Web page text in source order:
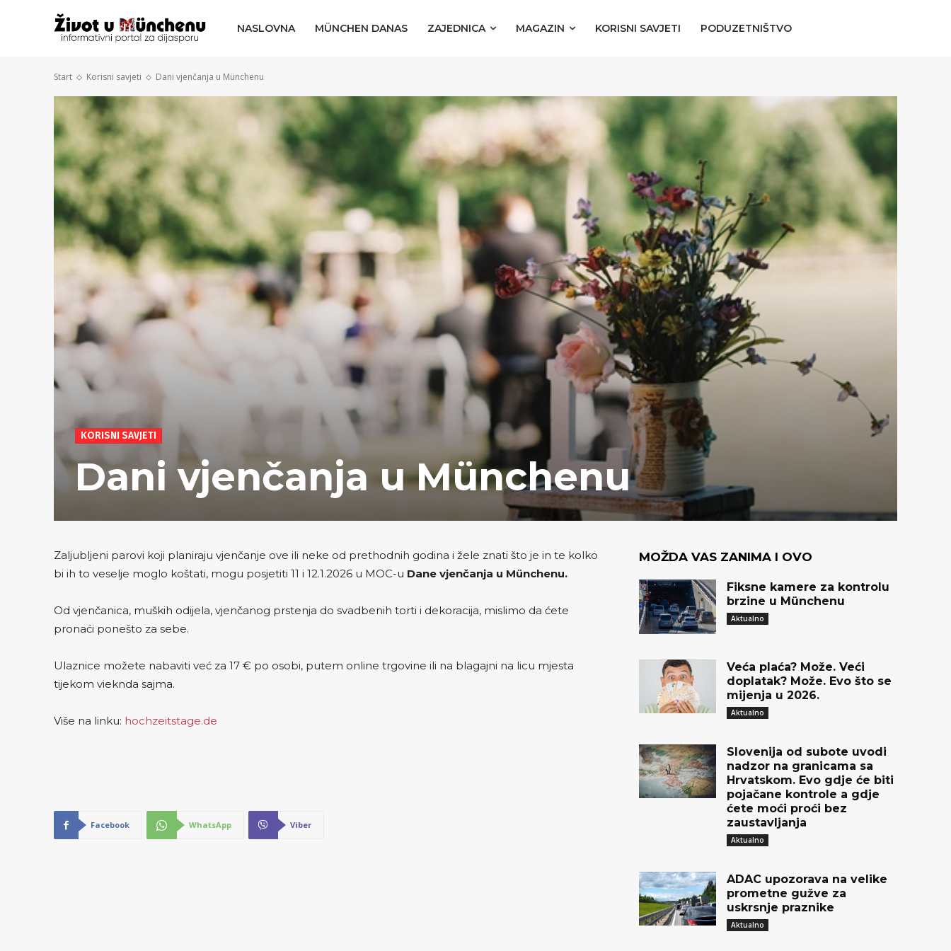
NASLOVNA MÜNCHEN DANAS ZAJEDNICA MAGAZIN KORISNI SAVJETI PODUZETNIŠTVO
Start Korisni savjeti Dani vjenčanja u Münchenu
KORISNI SAVJETI
Dani vjenčanja u Münchenu
Zaljubljeni parovi koji planiraju vjenčanje ove ili neke od prethodnih godina i žele znati što je in te kolko
bi ih to veselje moglo koštati, mogu posjetiti 11 i 12.1.2026 u MOC-u Dane vjenčanja u Münchenu.
Od vjenčanica, muških odijela, vjenčanog prstenja do svadbenih torti i dekoracija, mislimo da ćete
pronaći ponešto za sebe.
Ulaznice možete nabaviti već za 17 € po osobi, putem online trgovine ili na blagajni na licu mjesta
tijekom vieknda sajma.
Više na linku: hochzeitstage.de
Facebook WhatsApp Viber
MOŽDA VAS ZANIMA I OVO
Fiksne kamere za kontrolu
brzine u Münchenu
Aktualno
Veća plaća? Može. Veći
doplatak? Može. Evo što se
mijenja u 2026.
Aktualno
Slovenija od subote uvodi
nadzor na granicama sa
Hrvatskom. Evo gdje će biti
pojačane kontrole a gdje
ćete moći proći bez
zaustavljanja
Aktualno
ADAC upozorava na velike
prometne gužve za
uskrsnje praznike
Aktualno